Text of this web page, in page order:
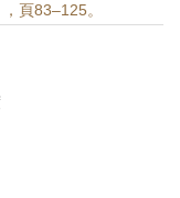
頁83–125。